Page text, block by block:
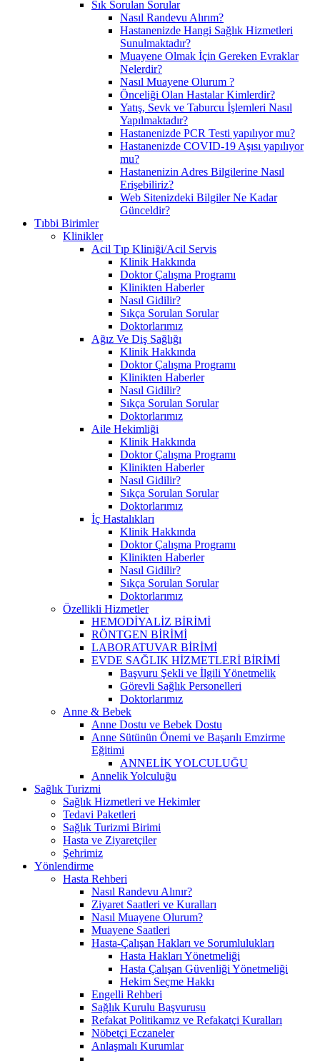
Sık Sorulan Sorular
Nasıl Randevu Alırım?
Hastanenizde Hangi Sağlık Hizmetleri
Sunulmaktadır?
Muayene Olmak İçin Gereken Evraklar
Nelerdir?
Nasıl Muayene Olurum ?
Önceliği Olan Hastalar Kimlerdir?
Yatış, Sevk ve Taburcu İşlemleri Nasıl
Yapılmaktadır?
Hastanenizde PCR Testi yapılıyor mu?
Hastanenizde COVID-19 Aşısı yapılıyor
mu?
Hastanenizin Adres Bilgilerine Nasıl
Erişebiliriz?
Web Sitenizdeki Bilgiler Ne Kadar
Günceldir?
Tıbbi Birimler
Klinikler
Acil Tıp Kliniği/Acil Servis
Klinik Hakkında
Doktor Çalışma Programı
Klinikten Haberler
Nasıl Gidilir?
Sıkça Sorulan Sorular
Doktorlarımız
Ağız Ve Diş Sağlığı
Klinik Hakkında
Doktor Çalışma Programı
Klinikten Haberler
Nasıl Gidilir?
Sıkça Sorulan Sorular
Doktorlarımız
Aile Hekimliği
Klinik Hakkında
Doktor Çalışma Programı
Klinikten Haberler
Nasıl Gidilir?
Sıkça Sorulan Sorular
Doktorlarımız
İç Hastalıkları
Klinik Hakkında
Doktor Çalışma Programı
Klinikten Haberler
Nasıl Gidilir?
Sıkça Sorulan Sorular
Doktorlarımız
Özellikli Hizmetler
HEMODİYALİZ BİRİMİ
RÖNTGEN BİRİMİ
LABORATUVAR BİRİMİ
EVDE SAĞLIK HİZMETLERİ BİRİMİ
Başvuru Şekli ve İlgili Yönetmelik
Görevli Sağlık Personelleri
Doktorlarımız
Anne & Bebek
Anne Dostu ve Bebek Dostu
Anne Sütünün Önemi ve Başarılı Emzirme
Eğitimi
ANNELİK YOLCULUĞU
Annelik Yolculuğu
Sağlık Turizmi
Sağlık Hizmetleri ve Hekimler
Tedavi Paketleri
Sağlık Turizmi Birimi
Hasta ve Ziyaretçiler
Şehrimiz
Yönlendirme
Hasta Rehberi
Nasıl Randevu Alınır?
Ziyaret Saatleri ve Kuralları
Nasıl Muayene Olurum?
Muayene Saatleri
Hasta-Çalışan Hakları ve Sorumlulukları
Hasta Hakları Yönetmeliği
Hasta Çalışan Güvenliği Yönetmeliği
Hekim Seçme Hakkı
Engelli Rehberi
Sağlık Kurulu Başvurusu
Refakat Politikamız ve Refakatçi Kuralları
Nöbetçi Eczaneler
Anlaşmalı Kurumlar